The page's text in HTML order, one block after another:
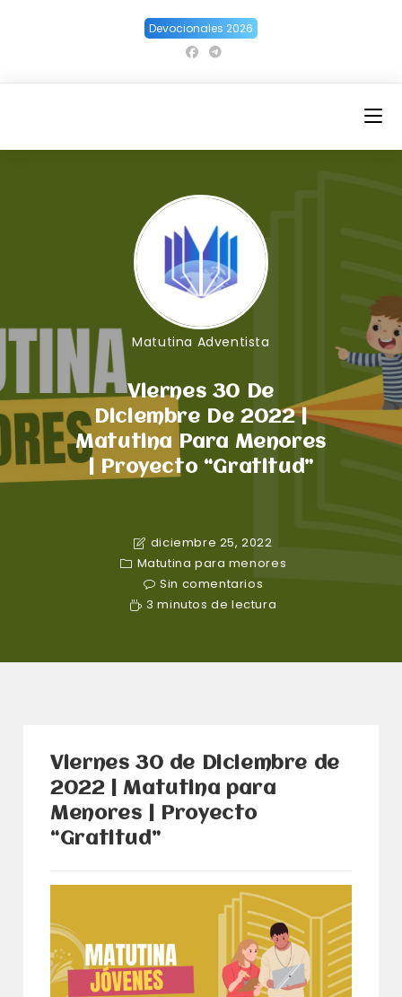
Devocionales 2026
Matutina Adventista
Viernes 30 De
Diciembre De 2022 |
Matutina Para Menores
| Proyecto “Gratitud”
diciembre 25, 2022
Matutina para menores
Sin comentarios
3 minutos de lectura
Viernes 30 de Diciembre de
2022 | Matutina para
Menores | Proyecto
“Gratitud”